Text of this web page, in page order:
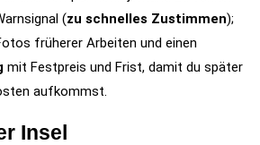
(zu schnelles Zustimmen);
früherer Arbeiten und einen
mit Festpreis und Frist, damit du später
aufkommst.
Insel